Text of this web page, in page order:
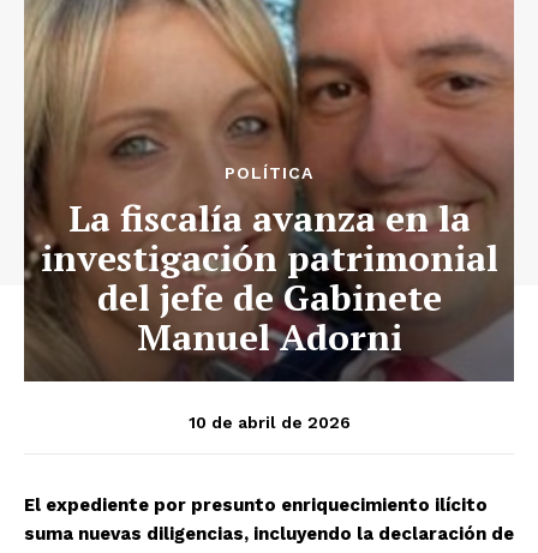
POLÍTICA
La fiscalía avanza en la
investigación patrimonial
del jefe de Gabinete
Manuel Adorni
10 de abril de 2026
El expediente por presunto enriquecimiento ilícito
suma nuevas diligencias, incluyendo la declaración de